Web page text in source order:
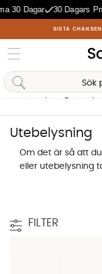
30 Dagars
SISTA CHANSEN
Hem Belysning
Utebelysning
Om det är så att
eller utebelysning
ställe. Förläng
FILTER